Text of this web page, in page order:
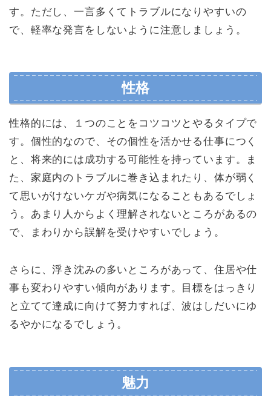
す。ただし、一言多くてトラブルになりやすいの
で、軽率な発言をしないように注意しましょう。
性格
性格的には、１つのことをコツコツとやるタイプで
す。個性的なので、その個性を活かせる仕事につく
と、将来的には成功する可能性を持っています。ま
た、家庭内のトラブルに巻き込まれたり、体が弱く
て思いがけないケガや病気になることもあるでしょ
う。あまり人からよく理解されないところがあるの
で、まわりから誤解を受けやすいでしょう。
さらに、浮き沈みの多いところがあって、住居や仕
事も変わりやすい傾向があります。目標をはっきり
と立てて達成に向けて努力すれば、波はしだいにゆ
るやかになるでしょう。
魅力